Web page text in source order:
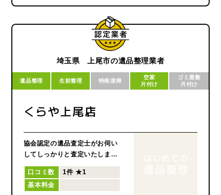
埼玉県 上尾市の遺品整理業者
遺品整理 生前整理 特殊清掃
空家
片付け
ゴミ屋敷
片付け
くらや上尾店
協会認定の遺品査定士がお伺い
してしっかりと査定いたしま
す。
遺品の整理・貴重品の捜索か
ら、ご供養まで行わせていただ
口コミ数 1件 ★1
基本料金